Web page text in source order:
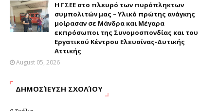
H ΓΣΕΕ στο πλευρό των πυρόπληκτων
συμπολιτών μας – Υλικό πρώτης ανάγκης
μοίρασαν σε Μάνδρα και Μέγαρα
εκπρόσωποι της Συνομοσπονδίας και του
Εργατικού Κέντρου Ελευσίνας-Δυτικής
Αττικής
August 05, 2026
ΔΗΜΟΣΊΕΥΣΗ ΣΧΟΛΊΟΥ